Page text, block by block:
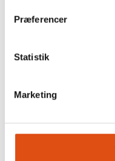
Præferencer
Statistik
Marketing